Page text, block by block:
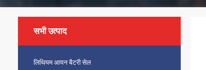
सभी उत्पाद
लिथियम आयन बैटरी सेल